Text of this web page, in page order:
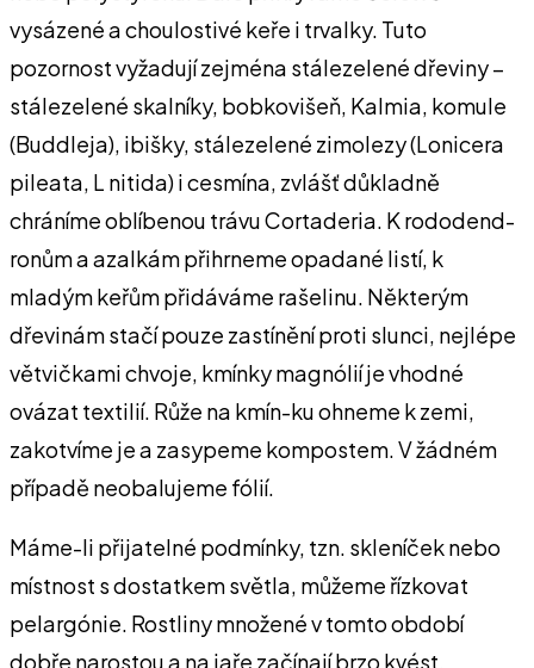
vysázené a choulostivé keře i trvalky. Tuto
pozornost vyžadují zejména stálezelené dřeviny –
stálezelené skalníky, bobkovišeň, Kalmia, komule
(Buddleja), ibišky, stálezelené zimolezy (Lonicera
pileata, L nitida) i cesmína, zvlášť důkladně
chráníme oblíbenou trávu Cortaderia. K rododend-
ronům a azalkám přihrneme opadané listí, k
mladým keřům přidáváme rašelinu. Některým
dřevinám stačí pouze zastínění proti slunci, nejlépe
větvičkami chvoje, kmínky magnólií je vhodné
ovázat textilií. Růže na kmín-ku ohneme k zemi,
zakotvíme je a zasypeme kompostem. V žádném
případě neobalujeme fólií.
Máme-li přijatelné podmínky, tzn. skleníček nebo
místnost s dostatkem světla, můžeme řízkovat
pelargónie. Rostliny množené v tomto období
dobře narostou a na jaře začínají brzo kvést.